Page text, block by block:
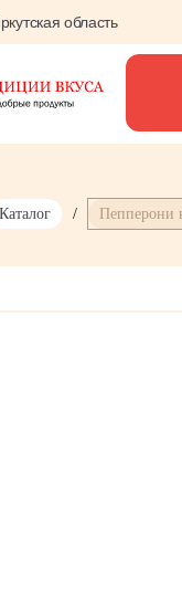
область
Каталог / Пепперони